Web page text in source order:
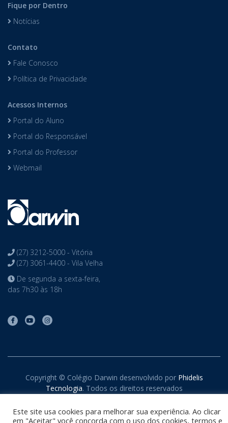
Fique por Dentro
Notícias
Contato
Fale Conosco
Política de Privacidade
Acessos Internos
Portal do Aluno
Portal do Responsável
Portal do Professor
Webmail
(27) 3212-5000 - Vitória
(27) 3061-4400 - Vila Velha
De segunda a sexta-feira,
das 7h30 às 18h
Copyright © Colégio Darwin desenvolvido por Phidelis
Tecnologia. Todos os direitos reservados
Este site usa cookies para melhorar sua experiência. Ao clicar
em "Aceitar" você concorda com o uso dos cookies, termos e